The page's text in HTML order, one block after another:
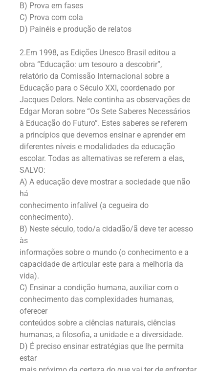
B) Prova em fases
C) Prova com cola
D) Painéis e produção de relatos
2.Em 1998, as Edições Unesco Brasil editou a
obra “Educação: um tesouro a descobrir”,
relatório da Comissão Internacional sobre a
Educação para o Século XXI, coordenado por
Jacques Delors. Nele continha as observações de
Edgar Moran sobre “Os Sete Saberes Necessários
à Educação do Futuro”. Estes saberes se referem
a princípios que devemos ensinar e aprender em
diferentes níveis e modalidades da educação
escolar. Todas as alternativas se referem a elas,
SALVO:
A) A educação deve mostrar a sociedade que não
há
conhecimento infalível (a cegueira do
conhecimento).
B) Neste século, todo/a cidadão/ã deve ter acesso
às
informações sobre o mundo (o conhecimento e a
capacidade de articular este para a melhoria da
vida).
C) Ensinar a condição humana, auxiliar com o
conhecimento das complexidades humanas,
oferecer
conteúdos sobre a ciências naturais, ciências
humanas, a filosofia, a unidade e a diversidade.
D) É preciso ensinar estratégias que lhe permita
estar